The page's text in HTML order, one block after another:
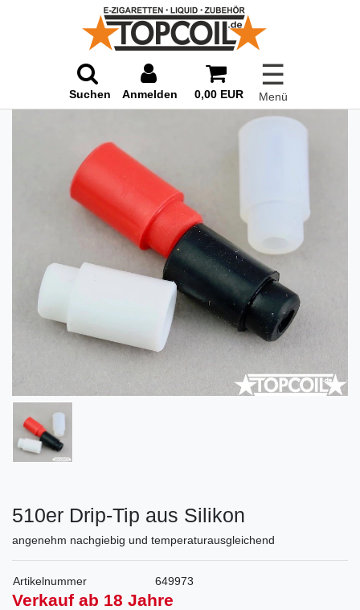
Suchen Anmelden 0,00 EUR
☰
Menü
510er Drip-Tip aus Silikon
angenehm nachgiebig und temperaturausgleichend
Artikelnummer 649973
Verkauf ab 18 Jahre